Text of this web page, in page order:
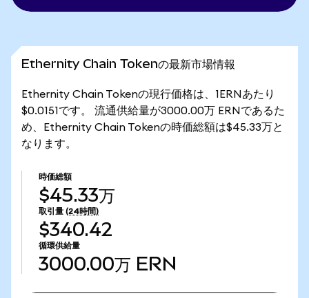
Ethernity Chain Tokenの最新市場情報
Ethernity Chain Tokenの現行価格は、1ERNあたり
$0.0151です。 流通供給量が3000.00万 ERNであるた
め、Ethernity Chain Tokenの時価総額は$45.33万と
なります。
時価総額
$45.33万
取引量 (24時間)
$340.42
循環供給量
3000.00万 ERN